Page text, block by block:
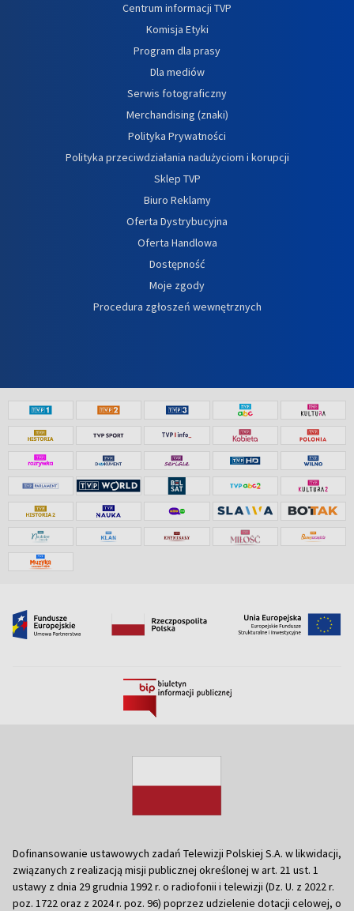
Centrum informacji TVP
Komisja Etyki
Program dla prasy
Dla mediów
Serwis fotograficzny
Merchandising (znaki)
Polityka Prywatności
Polityka przeciwdziałania nadużyciom i korupcji
Sklep TVP
Biuro Reklamy
Oferta Dystrybucyjna
Oferta Handlowa
Dostępność
Moje zgody
Procedura zgłoszeń wewnętrznych
Dofinansowanie ustawowych zadań Telewizji Polskiej S.A. w likwidacji,
związanych z realizacją misji publicznej określonej w art. 21 ust. 1
ustawy z dnia 29 grudnia 1992 r. o radiofonii i telewizji (Dz. U. z 2022 r.
poz. 1722 oraz z 2024 r. poz. 96) poprzez udzielenie dotacji celowej, o